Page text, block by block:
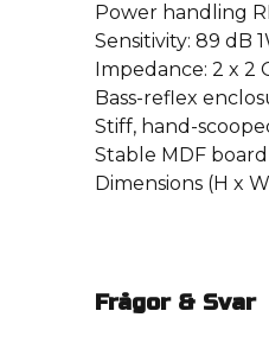
Power handling
Sensitivity: 89 dB
Impedance: 2 x 2
Bass-reflex
Stiff, hand-
Stable MDF
Dimensions (H x
Frågor & Svar